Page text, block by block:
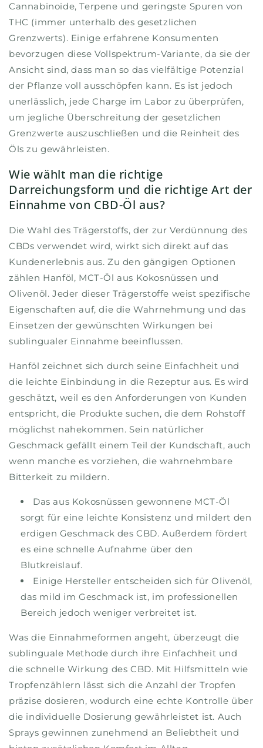
Cannabinoide, Terpene und geringste Spuren von
THC (immer unterhalb des gesetzlichen
Grenzwerts). Einige erfahrene Konsumenten
bevorzugen diese Vollspektrum-Variante, da sie der
Ansicht sind, dass man so das vielfältige Potenzial
der Pflanze voll ausschöpfen kann. Es ist jedoch
unerlässlich, jede Charge im Labor zu überprüfen,
um jegliche Überschreitung der gesetzlichen
Grenzwerte auszuschließen und die Reinheit des
Öls zu gewährleisten.
Wie wählt man die richtige
Darreichungsform und die richtige Art der
Einnahme von CBD-Öl aus?
Die Wahl des Trägerstoffs, der zur Verdünnung des
CBDs verwendet wird, wirkt sich direkt auf das
Kundenerlebnis aus. Zu den gängigen Optionen
zählen Hanföl, MCT-Öl aus Kokosnüssen und
Olivenöl. Jeder dieser Trägerstoffe weist spezifische
Eigenschaften auf, die die Wahrnehmung und das
Einsetzen der gewünschten Wirkungen bei
sublingualer Einnahme beeinflussen.
Hanföl zeichnet sich durch seine Einfachheit und
die leichte Einbindung in die Rezeptur aus. Es wird
geschätzt, weil es den Anforderungen von Kunden
entspricht, die Produkte suchen, die dem Rohstoff
möglichst nahekommen. Sein natürlicher
Geschmack gefällt einem Teil der Kundschaft, auch
wenn manche es vorziehen, die wahrnehmbare
Bitterkeit zu mildern.
Das aus Kokosnüssen gewonnene MCT-Öl
sorgt für eine leichte Konsistenz und mildert den
erdigen Geschmack des CBD. Außerdem fördert
es eine schnelle Aufnahme über den
Blutkreislauf.
Einige Hersteller entscheiden sich für Olivenöl,
das mild im Geschmack ist, im professionellen
Bereich jedoch weniger verbreitet ist.
Was die Einnahmeformen angeht, überzeugt die
sublinguale Methode durch ihre Einfachheit und
die schnelle Wirkung des CBD. Mit Hilfsmitteln wie
Tropfenzählern lässt sich die Anzahl der Tropfen
präzise dosieren, wodurch eine echte Kontrolle über
die individuelle Dosierung gewährleistet ist. Auch
Sprays gewinnen zunehmend an Beliebtheit und